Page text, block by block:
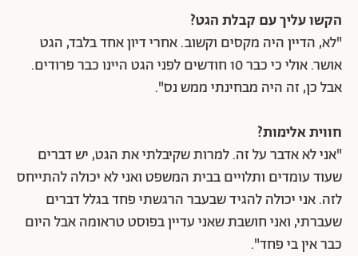
הקשו עליך עם קבלת הגט?
"לא, הדיין היה מקסים וקשוב. אחרי דיון אחד בלבד, הגט
אושר. אולי כי כבר 10 חודשים לפני הגט היינו כבר פרודים.
אבל כן, זה היה מבחינתי ממש נס".
חווית אלימות?
"אני לא אדבר על זה. למרות שקיבלתי את הגט, יש דברים
שעוד עומדים ותלויים בבית המשפט ואני לא יכולה להתייחס
לזה. אני יכולה להגיד שבעבר הרגשתי פחד בגלל דברים
שעברתי, ואני חושבת שאני עדיין בפוסט טראומה אבל היום
כבר אין בי פחד".